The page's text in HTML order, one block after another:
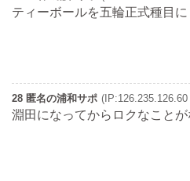
ティーボールを五輪正式種目
28 匿名の浦和サポ (IP:126.235.126.60
淵田になってからロクなことが